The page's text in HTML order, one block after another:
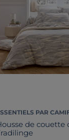
PAR
de couette